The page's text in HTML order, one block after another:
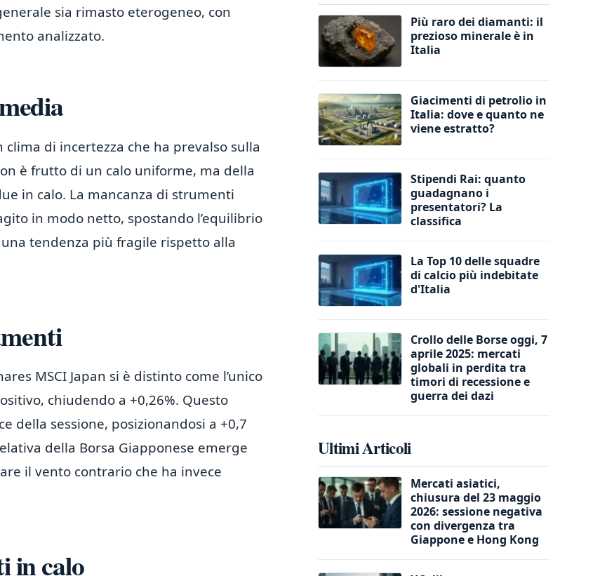
sia rimasto eterogeneo, con
analizzato.
di incertezza che ha prevalso sulla
è frutto di un calo uniforme, ma della
in calo. La mancanza di strumenti
in modo netto, spostando l’equilibrio
tendenza più fragile rispetto alla
MSCI Japan si è distinto come l’unico
chiudendo a +0,26%. Questo
della sessione, posizionandosi a +0,7
della Borsa Giapponese emerge
il vento contrario che ha invece
in calo
Più raro dei diamanti: il
prezioso minerale è in
Italia
Giacimenti di petrolio in
Italia: dove e quanto ne
viene estratto?
Stipendi Rai: quanto
guadagnano i
presentatori? La
classifica
La Top 10 delle squadre
di calcio più indebitate
d'Italia
Crollo delle Borse oggi, 7
aprile 2025: mercati
globali in perdita tra
timori di recessione e
guerra dei dazi
Ultimi Articoli
Mercati asiatici,
chiusura del 23 maggio
2026: sessione negativa
con divergenza tra
Giappone e Hong Kong